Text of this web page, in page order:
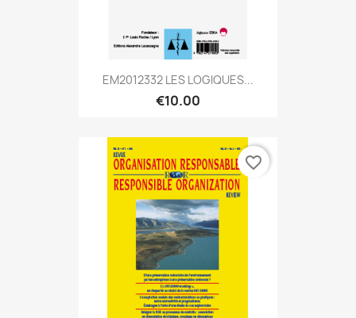
EM2012332 LES LOGIQUES...
€10.00
favorite_border